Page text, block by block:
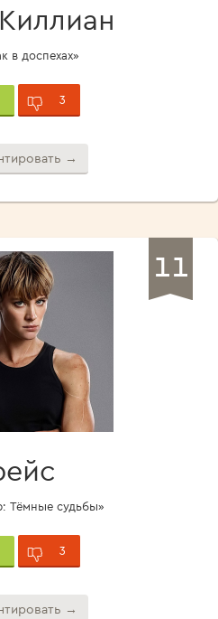
в доспехах»
3
→
11
Тёмные судьбы»
3
→